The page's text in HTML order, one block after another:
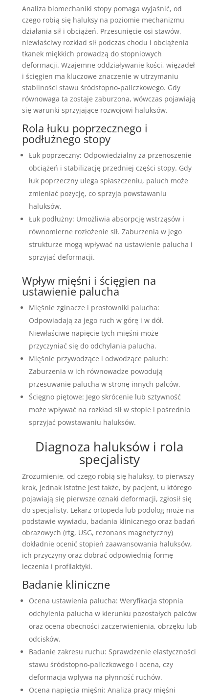
Analiza biomechaniki stopy pomaga wyjaśnić, od
czego robią się haluksy na poziomie mechanizmu
działania sił i obciążeń. Przesunięcie osi stawów,
niewłaściwy rozkład sił podczas chodu i obciążenia
tkanek miękkich prowadzą do stopniowych
deformacji. Wzajemne oddziaływanie kości, więzadeł
i ścięgien ma kluczowe znaczenie w utrzymaniu
stabilności stawu śródstopno-paliczkowego. Gdy
równowaga ta zostaje zaburzona, wówczas pojawiają
się warunki sprzyjające rozwojowi haluksów.
Rola łuku poprzecznego i
podłużnego stopy
Łuk poprzeczny: Odpowiedzialny za przenoszenie
obciążeń i stabilizację przedniej części stopy. Gdy
łuk poprzeczny ulega spłaszczeniu, paluch może
zmieniać pozycję, co sprzyja powstawaniu
haluksów.
Łuk podłużny: Umożliwia absorpcję wstrząsów i
równomierne rozłożenie sił. Zaburzenia w jego
strukturze mogą wpływać na ustawienie palucha i
sprzyjać deformacji.
Wpływ mięśni i ścięgien na
ustawienie palucha
Mięśnie zginacze i prostowniki palucha:
Odpowiadają za jego ruch w górę i w dół.
Niewłaściwe napięcie tych mięśni może
przyczyniać się do odchylania palucha.
Mięśnie przywodzące i odwodzące paluch:
Zaburzenia w ich równowadze powodują
przesuwanie palucha w stronę innych palców.
Ścięgno piętowe: Jego skrócenie lub sztywność
może wpływać na rozkład sił w stopie i pośrednio
sprzyjać powstawaniu haluksów.
Diagnoza haluksów i rola
specjalisty
Zrozumienie, od czego robią się haluksy, to pierwszy
krok, jednak istotne jest także, by pacjent, u którego
pojawiają się pierwsze oznaki deformacji, zgłosił się
do specjalisty. Lekarz ortopeda lub podolog może na
podstawie wywiadu, badania klinicznego oraz badań
obrazowych (rtg, USG, rezonans magnetyczny)
dokładnie ocenić stopień zaawansowania haluksów,
ich przyczyny oraz dobrać odpowiednią formę
leczenia i profilaktyki.
Badanie kliniczne
Ocena ustawienia palucha: Weryfikacja stopnia
odchylenia palucha w kierunku pozostałych palców
oraz ocena obecności zaczerwienienia, obrzęku lub
odcisków.
Badanie zakresu ruchu: Sprawdzenie elastyczności
stawu śródstopno-paliczkowego i ocena, czy
deformacja wpływa na płynność ruchów.
Ocena napięcia mięśni: Analiza pracy mięśni